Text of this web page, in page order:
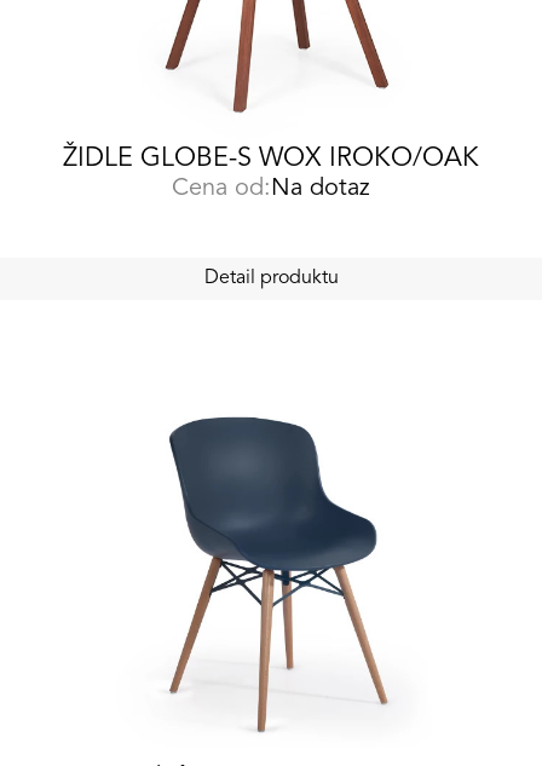
ŽIDLE GLOBE-S WOX IROKO/OAK
Cena od: Na dotaz
Detail produktu